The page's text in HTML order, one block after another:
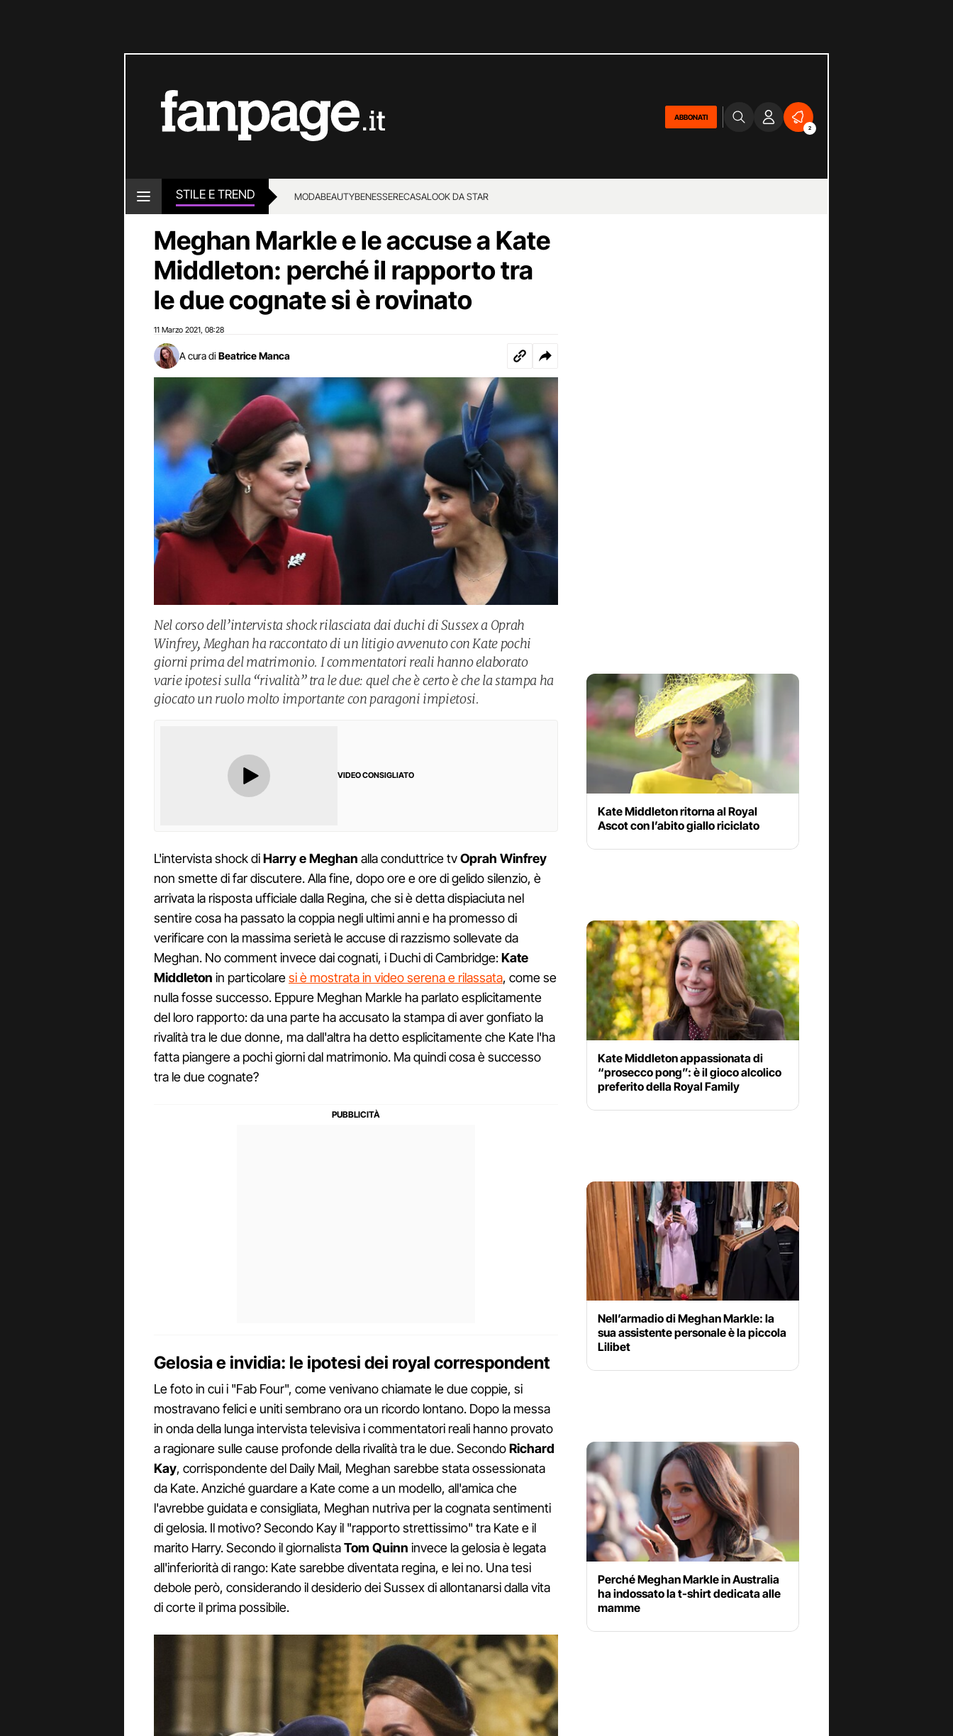
ABBONATI
2
STILE E TREND MODABEAUTYBENESSERECASALOOK DA STAR
Meghan Markle e le accuse a Kate
Middleton: perché il rapporto tra
le due cognate si è rovinato
11 Marzo 2021 08:28
A cura di Beatrice Manca
Nel corso dell’intervista shock rilasciata dai duchi di Sussex a Oprah
Winfrey, Meghan ha raccontato di un litigio avvenuto con Kate pochi
giorni prima del matrimonio. I commentatori reali hanno elaborato
varie ipotesi sulla “rivalità” tra le due: quel che è certo è che la stampa ha
giocato un ruolo molto importante con paragoni impietosi.
VIDEO CONSIGLIATO
L'intervista shock diHarry e Meghan alla conduttrice tvOprah Winfrey
non smette di far discutere. Alla fine, dopo ore e ore di gelido silenzio, è
arrivata la risposta ufficiale dalla Regina, che si è detta dispiaciuta nel
sentire cosa ha passato la coppia negli ultimi anni e ha promesso di
verificare con la massima serietà le accuse di razzismo sollevate da
Meghan. No comment invece dai cognati, i Duchi di Cambridge:Kate
Middleton in particolaresi è mostrata in video serena e rilassata, come se
nulla fosse successo. Eppure Meghan Markle ha parlato esplicitamente
del loro rapporto: da una parte ha accusato la stampa di aver gonfiato la
rivalità tra le due donne, ma dall'altra ha detto esplicitamente che Kate l'ha
fatta piangere a pochi giorni dal matrimonio. Ma quindi cosa è successo
tra le due cognate?
Gelosia e invidia: le ipotesi dei royal correspondent
Le foto in cui i "Fab Four", come venivano chiamate le due coppie, si
mostravano felici e uniti sembrano ora un ricordo lontano. Dopo la messa
in onda della lunga intervista televisiva i commentatori reali hanno provato
a ragionare sulle cause profonde della rivalità tra le due. SecondoRichard
Kay, corrispondente del Daily Mail, Meghan sarebbe stata ossessionata
da Kate. Anziché guardare a Kate come a un modello, all'amica che
l'avrebbe guidata e consigliata, Meghan nutriva per la cognata sentimenti
di gelosia. Il motivo? Secondo Kay il "rapporto strettissimo" tra Kate e il
marito Harry. Secondo il giornalistaTom Quinn invece la gelosia è legata
all'inferiorità di rango: Kate sarebbe diventata regina, e lei no. Una tesi
debole però, considerando il desiderio dei Sussex di allontanarsi dalla vita
di corte il prima possibile.
Kate Middleton ritorna al Royal
Ascot con l’abito giallo riciclato
Kate Middleton appassionata di
“prosecco pong”: è il gioco alcolico
preferito della Royal Family
Nell’armadio di Meghan Markle: la
sua assistente personale è la piccola
Lilibet
Perché Meghan Markle in Australia
ha indossato la t-shirt dedicata alle
mamme